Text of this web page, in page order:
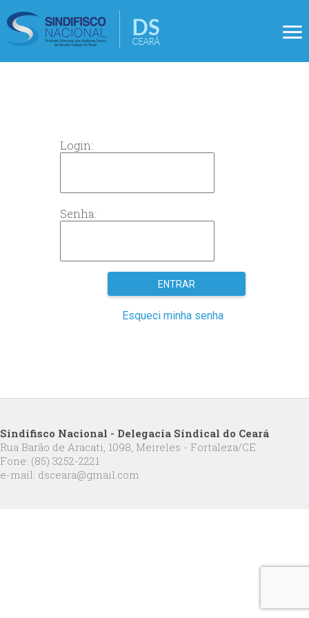
Login:
Senha:
Esqueci minha senha
Sindifisco Nacional - Delegacia Sindical do Ceará
Rua Barão de Aracati, 1098, Meireles - Fortaleza/CE
Fone: (85) 3252-2221
e-mail: dsceara@gmail.com